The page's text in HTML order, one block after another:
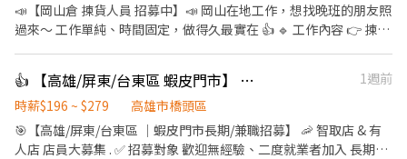
📣【岡山倉 揀貨人員 招募中】📣 岡山在地工作，想找晚班的朋友照
過來～ 工作單純、時間固定，做得久最實在 👍 🔹 工作內容 👉 揀
&週領！ 📍 上班地點 高雄市岡山區本工一路
▬▬▬▬▬▬▬▬▬【快速報名】▬▬▬▬▬▬▬▬▬ ❤️ 𝑳𝒊𝒏𝒆 🆔：
@796hjnnn 明熙－Molly 茉莉
👍 【高雄/屏東/台東區 蝦皮門市】 🦐蝦皮店到店 蝦皮智取門市 早/晚/輪/假日班長期/兼職招募
1週前
時薪$196 ~ $279
高雄市橋頭區
🎯【高雄/屏東/台東區 ｜蝦皮門市長期/兼職招募】 🦐 智取店 & 有
人店 店員大募集 . ✅ 招募對象 歡迎無經驗、二度就業者加入 長期兼